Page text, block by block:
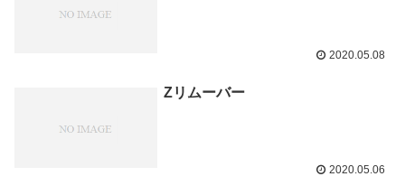
2020.05.08
Zリムーバー
2020.05.06